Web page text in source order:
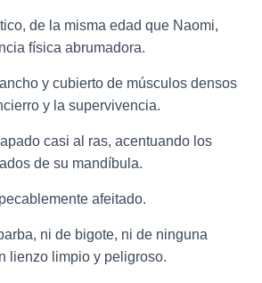
de la misma edad que Naomi,
física abrumadora.
y cubierto de músculos densos
y la supervivencia.
casi al ras, acentuando los
de su mandíbula.
afeitado.
ni de bigote, ni de ninguna
lienzo limpio y peligroso.